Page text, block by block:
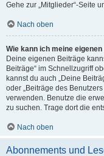
Gehe zur „Mitglieder“-Seite
Nach oben
Wie kann ich meine
Deine eigenen Beiträge
Beiträge“ im Schnellzugriff
kannst du auch „Deine
oder „Beiträge des
verwenden. Benutze die
zu suchen. Trage dort die
Nach oben
Abonnements und